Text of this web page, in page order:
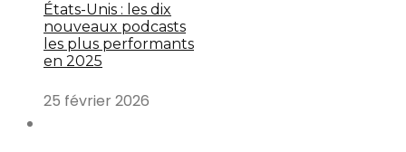
États-Unis : les dix
nouveaux podcasts
les plus performants
en 2025
25 février 2026